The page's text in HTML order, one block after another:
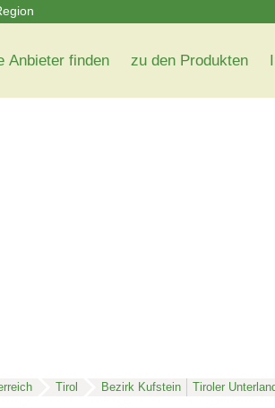
Anbieter finden zu den Produkten
Tirol Bezirk Kufstein Tiroler